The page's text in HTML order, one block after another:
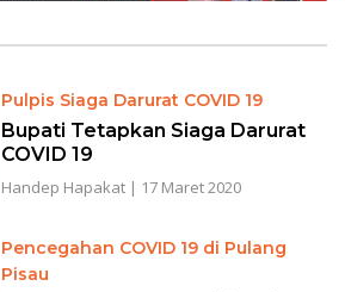
Pulpis Siaga Darurat COVID 19
Bupati Tetapkan Siaga Darurat
COVID 19
Handep Hapakat| 17 Maret 2020
Pencegahan COVID 19 di Pulang
Pisau